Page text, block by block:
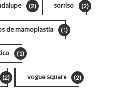
(2) sorriso (2)
de mamoplastia (1)
(1)
(2) vogue square (2)